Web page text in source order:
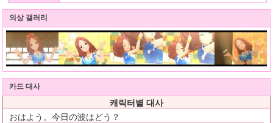
의상 갤러리
카드 대사
캐릭터별 대사
おはよう。今日の波はどう？